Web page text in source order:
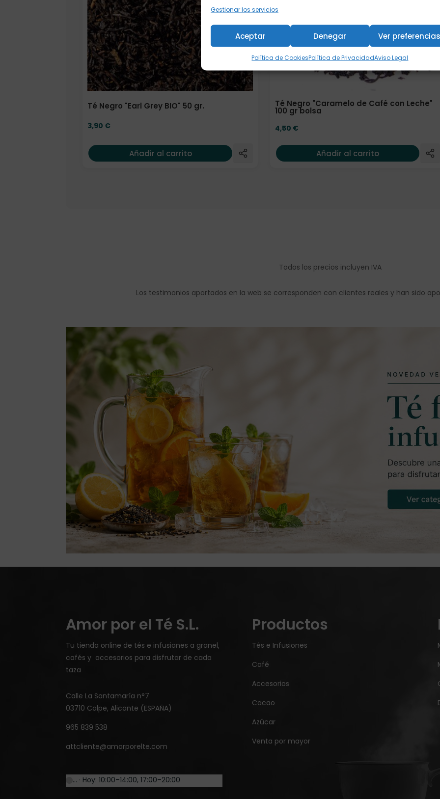
Gestionar los servicios
Aceptar Denegar Ver
Política de CookiesPolítica de PrivacidadAviso Legal
Té Negro "Earl Grey BIO" 50 gr.
3,90 €
Añadir al carrito
Té Negro "Caramelo de Café con Leche"
100 gr bolsa
4,50 €
Añadir al carrito
Todos los precios incluyen IVA
Los testimonios aportados en la web se corresponden con clientes reales y han sido
Amor por el Té S.L.
Tu tienda online de tés e infusiones a granel,
cafés y accesorios para disfrutar de cada
taza
Calle La Santamaría n°7
03710 Calpe, Alicante (ESPAÑA)
965 839 538
attcliente@amorporelte.com
… · Hoy: 10:00–14:00, 17:00–20:00
Productos
Tés e Infusiones
Café
Accesorios
Cacao
Azúcar
Venta por mayor